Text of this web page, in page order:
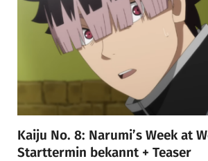
Kaiju No. 8: Narumi’s Week at
Starttermin bekannt + Teaser